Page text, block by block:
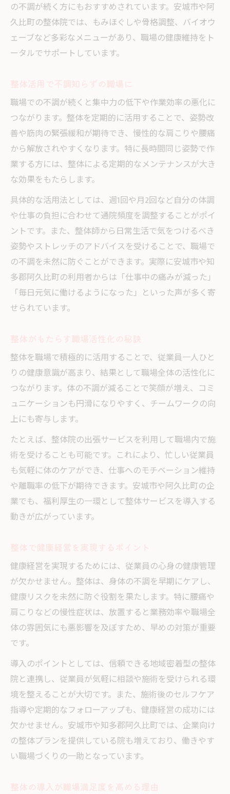
整体が長時間勤務の体の不調に効く
整体で長時間労働による疲労を解消
整体で慢性的な不調を根本からケア
整体が長時間勤務の健康リスクを防ぐ
整体なら姿勢改善と仕事効率向上も狙える
整体で姿勢改善と効率UPを目指す方法
整体活用で自然な姿勢を手に入れる
整体が仕事効率を高める理由とは
整体で正しい姿勢を維持するコツ
整体の姿勢矯正が集中力向上に貢献
今注目の整体活用術で働く毎日を快適に
整体の新活用法で快適な毎日を実現
整体を取り入れた働き方改革のヒント
整体で毎日の疲労感をリセットするコツ
整体活用術が健康的な働き方を促進
整体で職場生活の質を底上げする方法
の不調が続く方にもおすすめされています。安城市や阿
久比町の整体院では、もみほぐしや骨格調整、バイオウ
ェーブなど多彩なメニューがあり、職場の健康維持をト
ータルでサポートしています。
職場での不調が続くと集中力の低下や作業効率の悪化に
つながります。整体を定期的に活用することで、姿勢改
善や筋肉の緊張緩和が期待でき、慢性的な肩こりや腰痛
から解放されやすくなります。特に長時間同じ姿勢で作
業する方には、整体による定期的なメンテナンスが大き
な効果をもたらします。
具体的な活用法としては、週1回や月2回など自分の体調
や仕事の負担に合わせて通院頻度を調整することがポイ
ントです。また、整体師から日常生活で気をつけるべき
姿勢やストレッチのアドバイスを受けることで、職場で
の不調を未然に防ぐことができます。実際に安城市や知
多郡阿久比町の利用者からは「仕事中の痛みが減った」
「毎日元気に働けるようになった」といった声が多く寄
せられています。
整体を職場で積極的に活用することで、従業員一人ひと
りの健康意識が高まり、結果として職場全体の活性化に
つながります。体の不調が減ることで笑顔が増え、コミ
ュニケーションも円滑になりやすく、チームワークの向
上にも寄与します。
たとえば、整体院の出張サービスを利用して職場内で施
術を受けることも可能です。これにより、忙しい従業員
も気軽に体のケアができ、仕事へのモチベーション維持
や離職率の低下が期待できます。安城市や阿久比町の企
業でも、福利厚生の一環として整体サービスを導入する
動きが広がっています。
健康経営を実現するためには、従業員の心身の健康管理
が欠かせません。整体は、身体の不調を早期にケアし、
健康リスクを未然に防ぐ役割を果たします。特に腰痛や
肩こりなどの慢性症状は、放置すると業務効率や職場全
体の雰囲気にも悪影響を及ぼすため、早めの対策が重要
です。
導入のポイントとしては、信頼できる地域密着型の整体
院と連携し、従業員が気軽に相談や施術を受けられる環
境を整えることが大切です。また、施術後のセルフケア
指導や定期的なフォローアップも、健康経営の成功には
欠かせません。安城市や知多郡阿久比町では、企業向け
の整体プランを提供している院も増えており、働きやす
い職場づくりの一助となっています。